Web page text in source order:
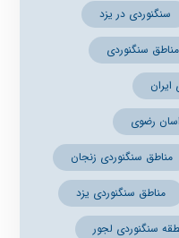
سنگنوردی در یزد
مناطق سنگنوردی
رضوی
مناطق سنگنوردی زنجان
مناطق سنگنوردی یزد
سنگنوردی لجور